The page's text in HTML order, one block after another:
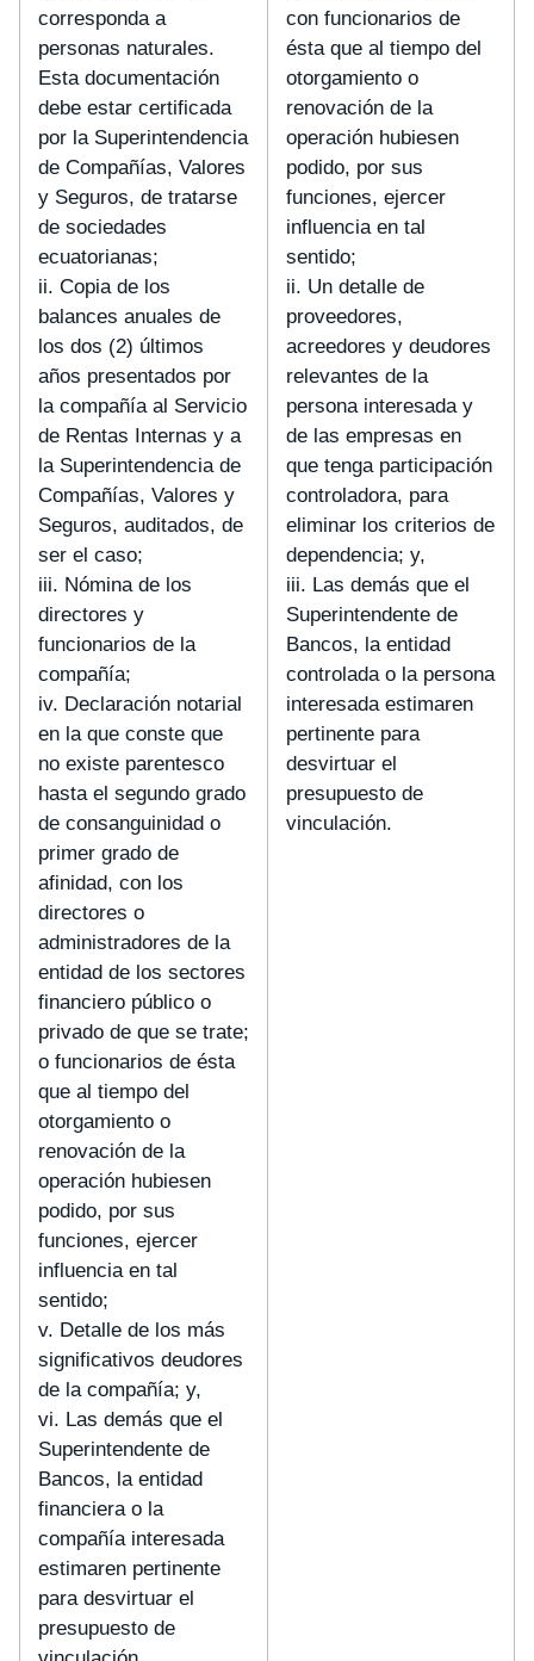
corresponda a
personas naturales.
Esta documentación
debe estar certificada
por la Superintendencia
de Compañías, Valores
y Seguros, de tratarse
de sociedades
ecuatorianas;
ii. Copia de los
balances anuales de
los dos (2) últimos
años presentados por
la compañía al Servicio
de Rentas Internas y a
la Superintendencia de
Compañías, Valores y
Seguros, auditados, de
ser el caso;
iii. Nómina de los
directores y
funcionarios de la
compañía;
iv. Declaración notarial
en la que conste que
no existe parentesco
hasta el segundo grado
de consanguinidad o
primer grado de
afinidad, con los
directores o
administradores de la
entidad de los sectores
financiero público o
privado de que se trate;
o funcionarios de ésta
que al tiempo del
otorgamiento o
renovación de la
operación hubiesen
podido, por sus
funciones, ejercer
influencia en tal
sentido;
v. Detalle de los más
significativos deudores
de la compañía; y,
vi. Las demás que el
Superintendente de
Bancos, la entidad
financiera o la
compañía interesada
estimaren pertinente
para desvirtuar el
presupuesto de
con funcionarios de
ésta que al tiempo del
otorgamiento o
renovación de la
operación hubiesen
podido, por sus
funciones, ejercer
influencia en tal
sentido;
ii. Un detalle de
proveedores,
acreedores y deudores
relevantes de la
persona interesada y
de las empresas en
que tenga participación
controladora, para
eliminar los criterios de
dependencia; y,
iii. Las demás que el
Superintendente de
Bancos, la entidad
controlada o la persona
interesada estimaren
pertinente para
desvirtuar el
presupuesto de
vinculación.